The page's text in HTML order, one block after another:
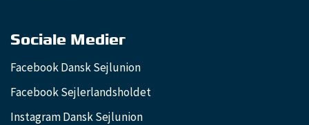
Sociale Medier
Facebook Dansk Sejlunion
Facebook Sejlerlandsholdet
Instagram Dansk Sejlunion